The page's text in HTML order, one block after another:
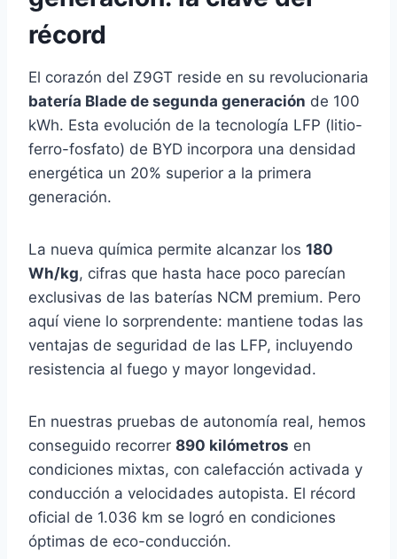
récord
El corazón del Z9GT reside en su revolucionaria
batería Blade de segunda generación de 100
kWh. Esta evolución de la tecnología LFP (litio-
ferro-fosfato) de BYD incorpora una densidad
energética un 20% superior a la primera
generación.
La nueva química permite alcanzar los 180
Wh/kg, cifras que hasta hace poco parecían
exclusivas de las baterías NCM premium. Pero
aquí viene lo sorprendente: mantiene todas las
ventajas de seguridad de las LFP, incluyendo
resistencia al fuego y mayor longevidad.
En nuestras pruebas de autonomía real, hemos
conseguido recorrer 890 kilómetros en
condiciones mixtas, con calefacción activada y
conducción a velocidades autopista. El récord
oficial de 1.036 km se logró en condiciones
óptimas de eco-conducción.